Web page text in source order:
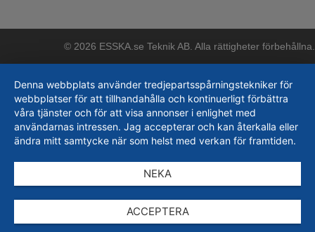
© 2026 ESSKA.se Teknik AB. Alla rättigheter förbehållna.
Denna webbplats använder tredjepartsspårningstekniker för
webbplatser för att tillhandahålla och kontinuerligt förbättra
våra tjänster och för att visa annonser i enlighet med
användarnas intressen. Jag accepterar och kan återkalla eller
ändra mitt samtycke när som helst med verkan för framtiden.
NEKA
ACCEPTERA